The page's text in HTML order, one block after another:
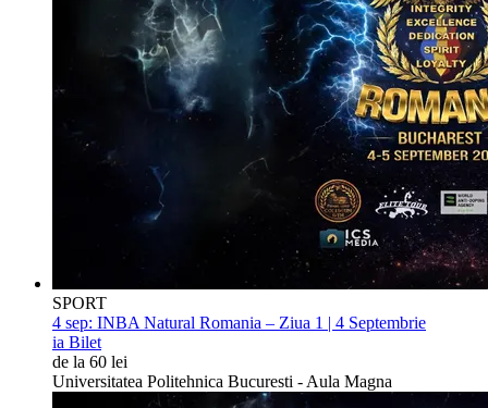
SPORT
4 sep: INBA Natural Romania – Ziua 1 | 4 Septembrie
ia Bilet
de la 60 lei
Universitatea Politehnica Bucuresti - Aula Magna